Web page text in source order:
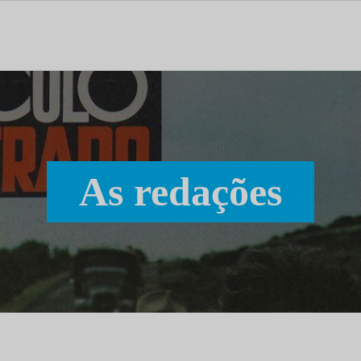
dedicado às notícias, aos media e à comunicação.
As redações